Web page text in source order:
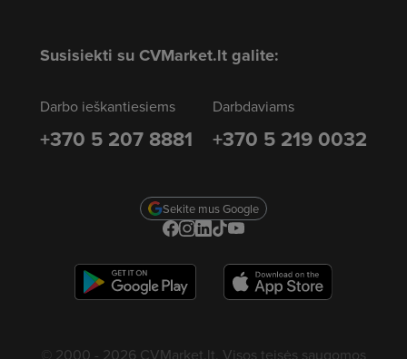
Susisiekti su CVMarket.lt galite:
Darbo ieškantiesiems
+370 5 207 8881
Darbdaviams
+370 5 219 0032
Sekite mus Google
© 2000 - 2026 CVMarket.lt. Visos teisės saugomos